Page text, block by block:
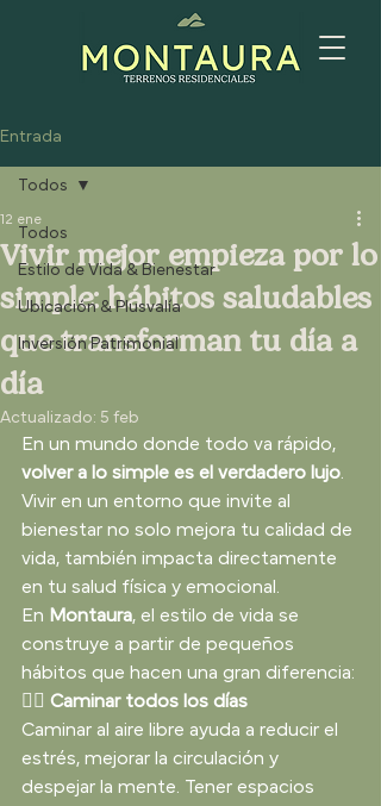
Entrada
Todos
Estilo de Vida & Bienestar
Ubicación & Plusvalía
Inversión Patrimonial
Todos
Vivir mejor empieza por lo
simple: hábitos saludables
que transforman tu día a
día
12 ene
Actualizado: 5 feb
En un mundo donde todo va rápido,
volver a lo simple es el verdadero lujo.
Vivir en un entorno que invite al
bienestar no solo mejora tu calidad de
vida, también impacta directamente
en tu salud física y emocional.
En Montaura, el estilo de vida se
construye a partir de pequeños
hábitos que hacen una gran diferencia:
🚶‍♀️ Caminar todos los días
Caminar al aire libre ayuda a reducir el
estrés, mejorar la circulación y
despejar la mente. Tener espacios